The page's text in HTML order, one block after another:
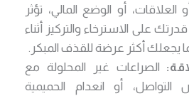
أو الوضع المالي، تؤثر
على الاسترخاء والتركيز أثناء
يجعلك أكثر عرضة للقذف المبكر.
الصراعات غير المحلولة مع
أو انعدام الحميمية